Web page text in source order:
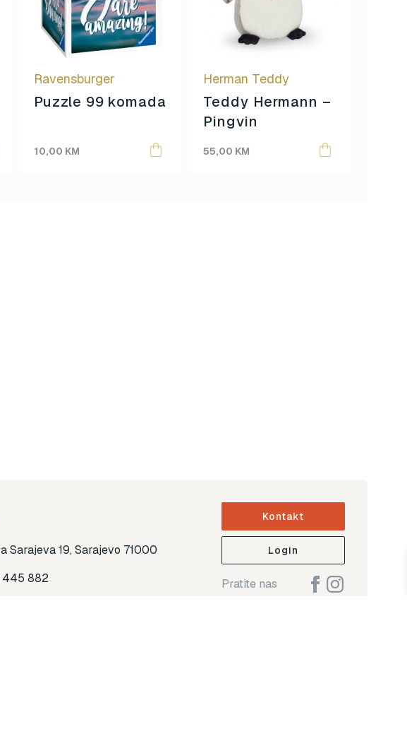
Ravensburger
Puzzle 99 komada
10,00 KM
Herman Teddy
Teddy Hermann –
Pingvin
55,00 KM
Sarajeva 19, Sarajevo 71000
445 882
Kontakt
Login
Pratite nas